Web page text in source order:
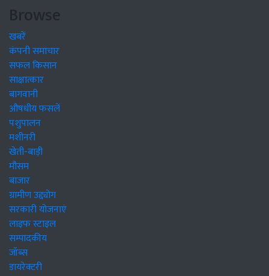
Browse
खबरें
कंपनी समाचार
सफल किसान
साक्षात्कार
बागवानी
औषधीय फसलें
पशुपालन
मशीनरी
खेती-बाड़ी
मौसम
बाजार
ग्रामीण उद्द्योग
सरकारी योजनाएं
लाइफ स्टाइल
सम्पादकीय
जॉब्स
डायरेक्टरी